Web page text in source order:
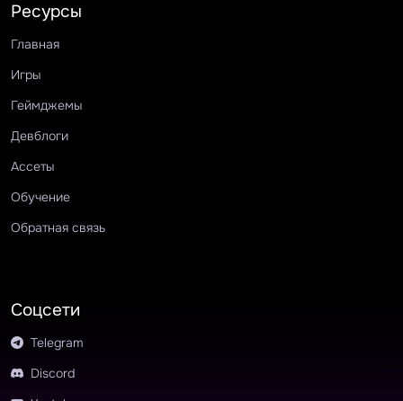
Ресурсы
Главная
Игры
Геймджемы
Девблоги
Ассеты
Обучение
Обратная связь
Соцсети
Telegram
Discord